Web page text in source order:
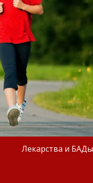
Лекарства и БАДы